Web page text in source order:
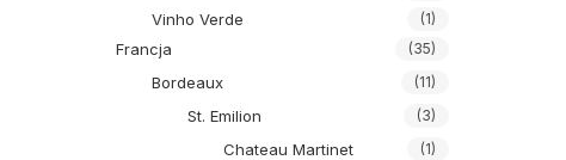
Vinho Verde (1)
Francja (35)
Bordeaux (11)
St. Emilion (3)
Chateau Martinet (1)